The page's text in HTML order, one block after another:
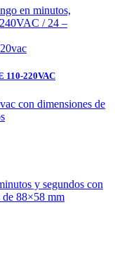
en minutos,
/ 24 –
220VAC
con dimensiones de
y segundos con
88×58 mm